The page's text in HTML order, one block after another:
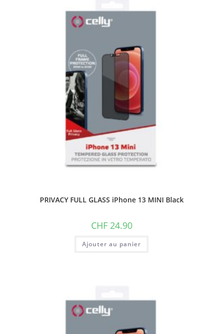
PRIVACY FULL GLASS iPhone 13 MINI Black
CHF24.90
Ajouter au panier